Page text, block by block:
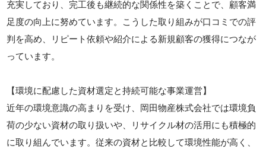
充実しており、完工後も継続的な関係性を築くことで、顧客満
足度の向上に努めています。こうした取り組みが口コミでの評
判を高め、リピート依頼や紹介による新規顧客の獲得につなが
っています。
【環境に配慮した資材選定と持続可能な事業運営】
近年の環境意識の高まりを受け、岡田物産株式会社では環境負
荷の少ない資材の取り扱いや、リサイクル材の活用にも積極的
に取り組んでいます。従来の資材と比較して環境性能が高く、